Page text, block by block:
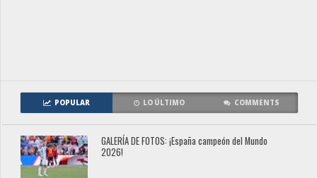
POPULAR LO ÚLTIMO COMMENTS
GALERÍA DE FOTOS: ¡España campeón del Mundo
2026!